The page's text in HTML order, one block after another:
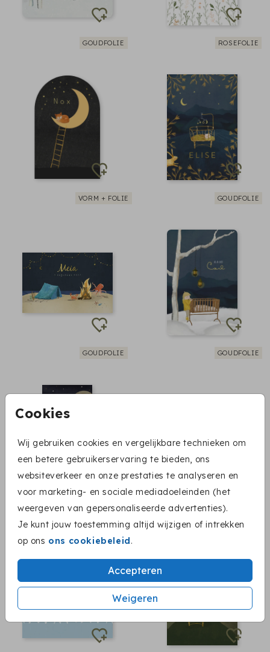
Cookies
Wij gebruiken cookies en vergelijkbare technieken om
een betere gebruikerservaring te bieden, ons
websiteverkeer en onze prestaties te analyseren en
voor marketing- en sociale mediadoeleinden (het
weergeven van gepersonaliseerde advertenties).
Je kunt jouw toestemming altijd wijzigen of intrekken
op ons ons cookiebeleid.
Accepteren
Weigeren
GOUDFOLIE ROSEFOLIE
VORM + FOLIE GOUDFOLIE
GOUDFOLIE GOUDFOLIE
ZILVERFOLIE GOUDFOLIE